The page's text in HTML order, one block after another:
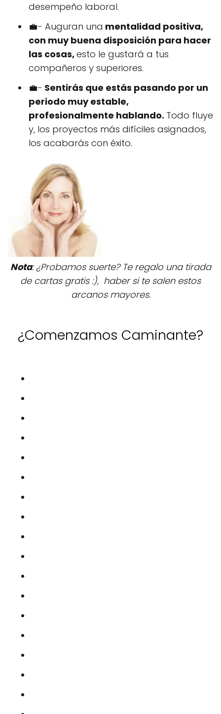
desempeño laboral.
💼- Auguran una mentalidad positiva,
con muy buena disposición para hacer
las cosas,esto le gustará a tus
compañeros y superiores.
💼- Sentirás que estás pasando por un
periodo muy estable,
profesionalmente hablando. Todo fluye
y, los proyectos más difíciles asignados,
los acabarás con éxito.
Nota: ¿Probamos suerte? Te regalo una tirada
de cartas gratis :), haber si te salen estos
arcanos mayores.
¿Comenzamos Caminante?